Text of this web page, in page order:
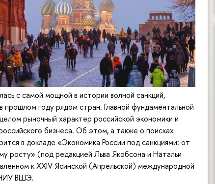
с самой мощной в истории волной санкций,
прошлом году рядом стран. Главной фундаментальной
рыночный характер российской экономики и
бизнеса. Об этом, а также о поисках
в докладе «Экономика России под санкциями: от
росту» (под редакцией Льва Якобсона и Натальи
к XXIV Ясинской (Апрельской) международной
ВШЭ.